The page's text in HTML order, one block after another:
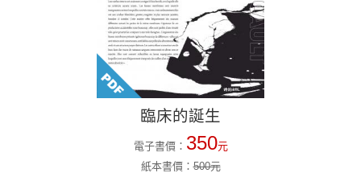
臨床的誕生
電子書價： 350元
紙本書價：500元